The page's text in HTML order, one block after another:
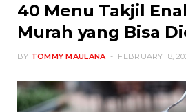
40 Menu Takjil
Murah yang Bisa
BY TOMMY MAULANA FEBRUARY 18,